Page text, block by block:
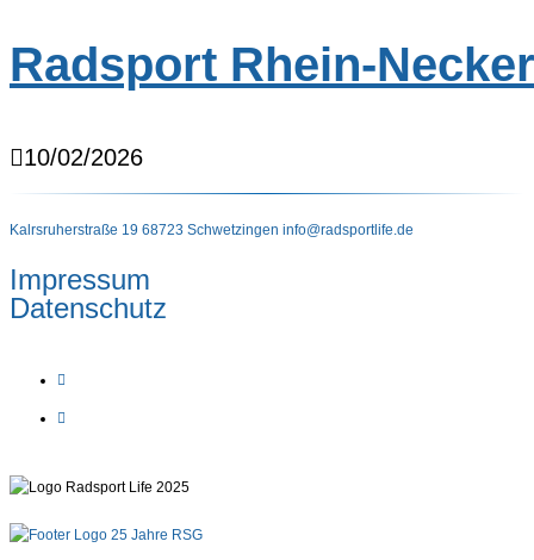
Radsport Rhein-
10/02/2026
Kalrsruherstraße 19 68723 Schwetzingen info@radsportlife.de
Impressum
Datenschutz